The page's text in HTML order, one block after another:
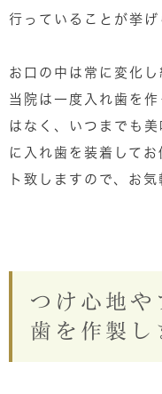
行っていることが挙げ
お口の中は常に変化し
当院は一度入れ歯を
はなく、いつまでも
に入れ歯を装着して
ト致しますので、お
つけ心地や
歯を作製し